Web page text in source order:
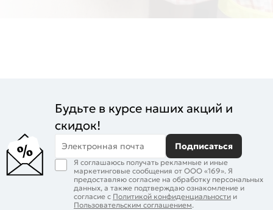
Будьте в курсе наших акций и
скидок!
Электронная почта Подписаться
Я соглашаюсь получать рекламные и иные
маркетинговые сообщения от ООО «169». Я
предоставляю согласие на обработку персональных
данных, а также подтверждаю ознакомление и
согласие с Политикой конфиденциальности и
Пользовательским соглашением.